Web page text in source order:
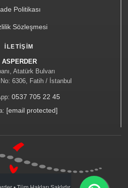
Politikası
Sözleşmesi
İLETIŞIM
ASPERDER
Atatürk Bulvarı
6306, Fatih / İstanbul
0537 705 22 45
[email protected]